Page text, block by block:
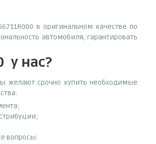
в оригинальном качестве по
автомобиля, гарантировать
у нас?
желают срочно купить необходимые
вопросы.